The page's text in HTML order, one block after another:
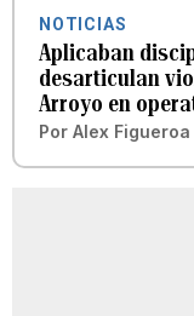
NOTICIAS
Aplicaban
desarticulan
Arroyo en
Por Alex